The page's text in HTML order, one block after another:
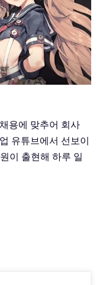
용에 맞추어 회사
유튜브에서 선보이
이 출현해 하루 일